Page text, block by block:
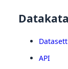
Datasett
API